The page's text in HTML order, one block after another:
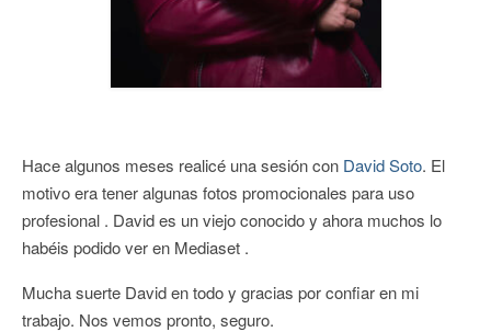
Hace algunos meses realicé una sesión con David Soto. El
motivo era tener algunas fotos promocionales para uso
profesional . David es un viejo conocido y ahora muchos lo
habéis podido ver en Mediaset .
Mucha suerte David en todo y gracias por confiar en mi
trabajo. Nos vemos pronto, seguro.